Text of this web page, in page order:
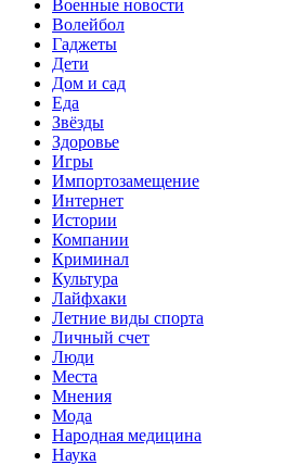
Военные новости
Волейбол
Гаджеты
Дети
Дом и сад
Еда
Звёзды
Здоровье
Игры
Импортозамещение
Интернет
Истории
Компании
Криминал
Культура
Лайфхаки
Летние виды спорта
Личный счет
Люди
Места
Мнения
Мода
Народная медицина
Наука